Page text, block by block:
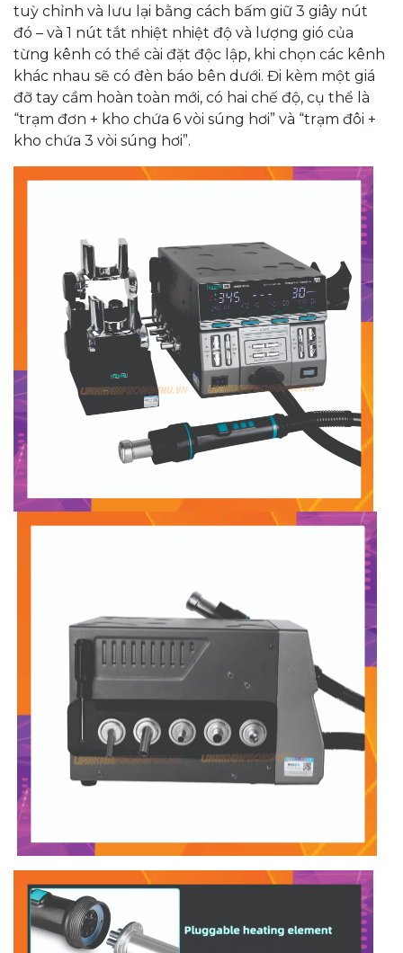
tuỳ chỉnh và lưu lại bằng cách bấm giữ 3 giây nút
đó – và 1 nút tắt nhiệt nhiệt độ và lượng gió của
từng kênh có thể cài đặt độc lập, khi chọn các kênh
khác nhau sẽ có đèn báo bên dưới. Đi kèm một giá
đỡ tay cầm hoàn toàn mới, có hai chế độ, cụ thể là
“trạm đơn + kho chứa 6 vòi súng hơi” và “trạm đôi +
kho chứa 3 vòi súng hơi”.